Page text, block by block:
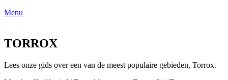
Menu
TORROX
Lees onze gids over een van de meest populaire gebieden, Torrox.